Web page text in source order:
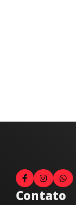
Contato